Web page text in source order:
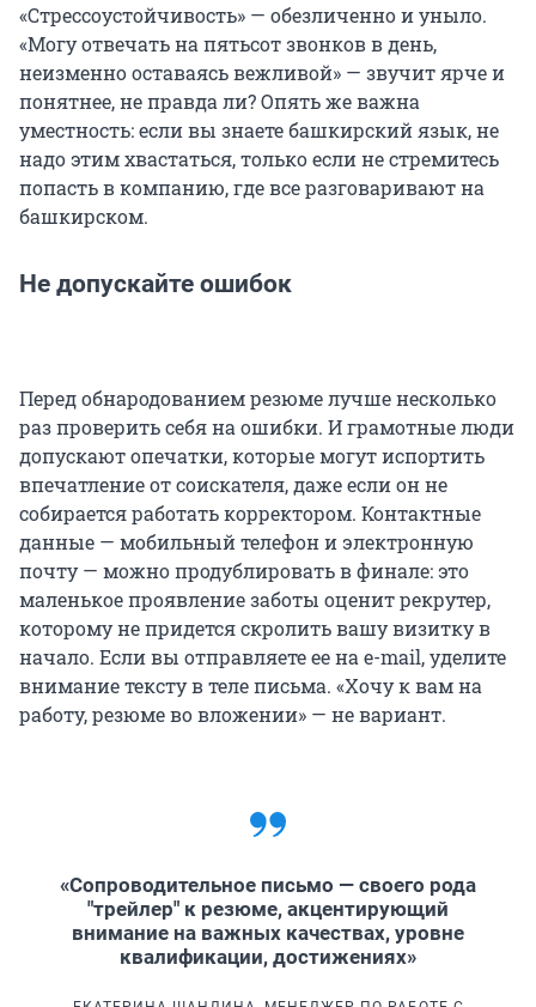
«Стрессоустойчивость» — обезличенно и уныло.
«Могу отвечать на пятьсот звонков в день,
неизменно оставаясь вежливой» — звучит ярче и
понятнее, не правда ли? Опять же важна
уместность: если вы знаете башкирский язык, не
надо этим хвастаться, только если не стремитесь
попасть в компанию, где все разговаривают на
башкирском.
Не допускайте ошибок
Перед обнародованием резюме лучше несколько
раз проверить себя на ошибки. И грамотные люди
допускают опечатки, которые могут испортить
впечатление от соискателя, даже если он не
собирается работать корректором. Контактные
данные — мобильный телефон и электронную
почту — можно продублировать в финале: это
маленькое проявление заботы оценит рекрутер,
которому не придется скролить вашу визитку в
начало. Если вы отправляете ее на e-mail, уделите
внимание тексту в теле письма. «Хочу к вам на
работу, резюме во вложении» — не вариант.
«Сопроводительное письмо — своего рода
"трейлер" к резюме, акцентирующий
внимание на важных качествах, уровне
квалификации, достижениях»